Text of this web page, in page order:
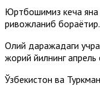
Юртбошимиз кеча яна
ривожланиб
Олий даражадаги
жорий йилнинг
Ўзбекистон ва